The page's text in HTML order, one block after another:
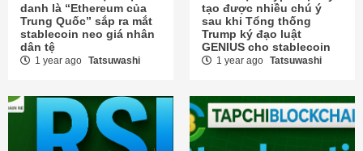
danh là “Ethereum của
Trung Quốc” sắp ra mắt
stablecoin neo giá nhân
dân tệ
1 year ago Tatsuwashi
tạo được nhiều chú ý
sau khi Tổng thống
Trump ký đạo luật
GENIUS cho stablecoin
1 year ago Tatsuwashi